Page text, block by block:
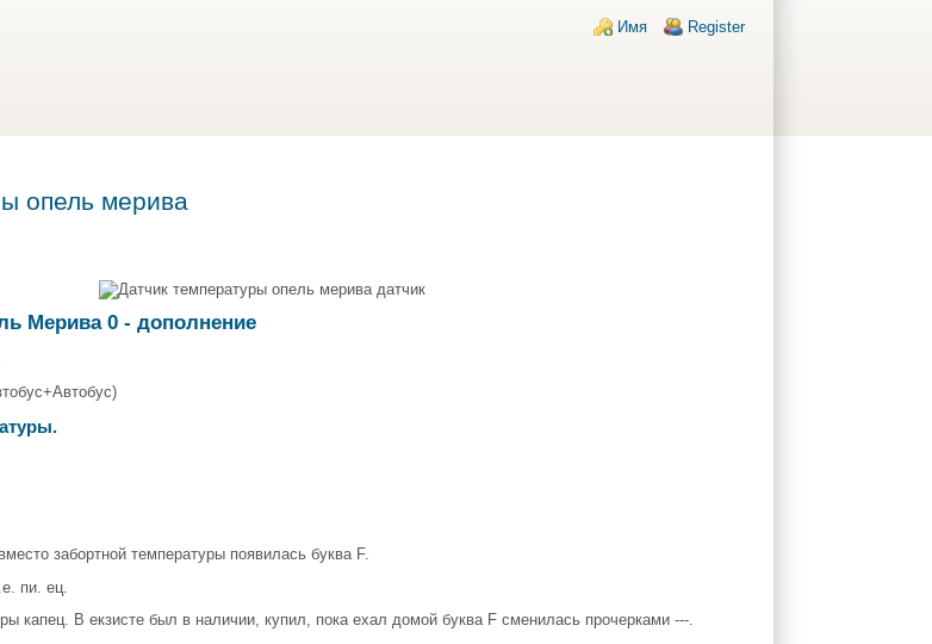
Login links
Имя Register
опель мерива
Мерива 0 - дополнение
забортной температуры появилась буква F.
пи. ец.
капец. В екзисте был в наличии, купил, пока ехал домой буква F сменилась прочерками ---.